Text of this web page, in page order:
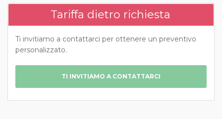
Tariffa dietro richiesta
Ti invitiamo a contattarci per ottenere un preventivo
personalizzato.
TI INVITIAMO A CONTATTARCI